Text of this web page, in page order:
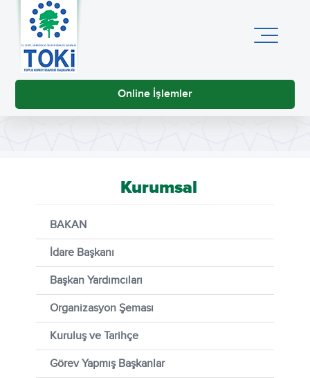
Online İşlemler
Kurumsal
BAKAN
İdare Başkanı
Başkan Yardımcıları
Organizasyon Şeması
Kuruluş ve Tarihçe
Görev Yapmış Başkanlar